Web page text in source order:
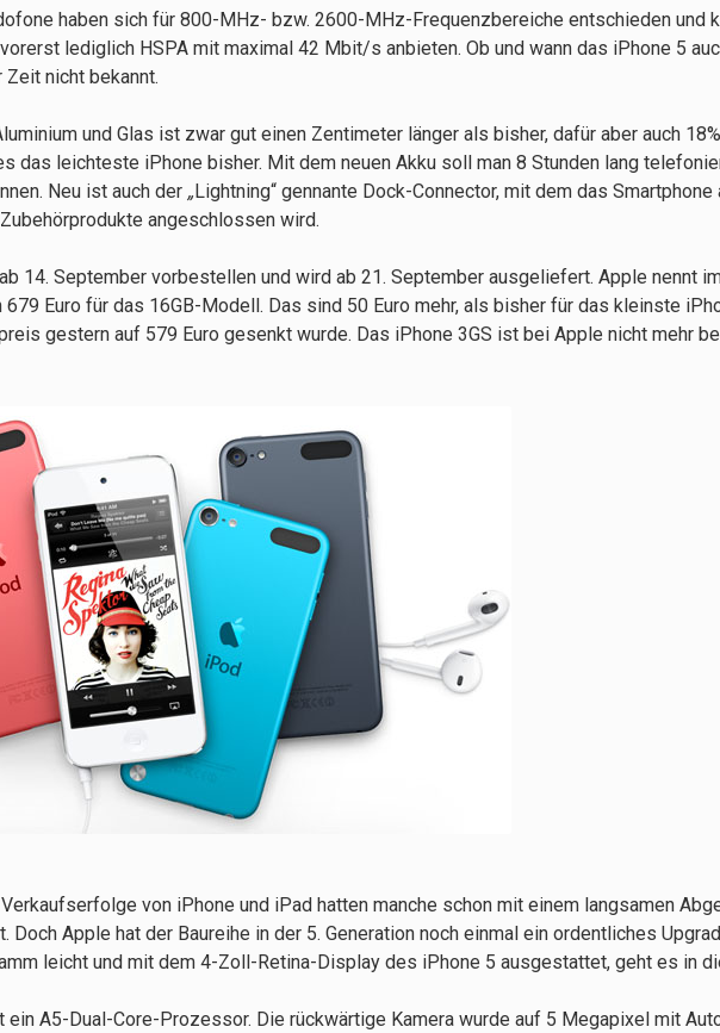
haben sich für 800-MHz- bzw. 2600-MHz-Frequenzbereiche entschieden und
lediglich HSPA mit maximal 42 Mbit/s anbieten. Ob und wann das iPhone 5
nicht bekannt.
und Glas ist zwar gut einen Zentimeter länger als bisher, dafür aber auch
das leichteste iPhone bisher. Mit dem neuen Akku soll man 8 Stunden lang
Neu ist auch der „Lightning“ gennante Dock-Connector, mit dem das Smartphone
angeschlossen wird.
14. September vorbestellen und wird ab 21. September ausgeliefert. Apple nennt
Euro für das 16GB-Modell. Das sind 50 Euro mehr, als bisher für das kleinste
gestern auf 579 Euro gesenkt wurde. Das iPhone 3GS ist bei Apple nicht mehr
von iPhone und iPad hatten manche schon mit einem langsamen
Doch Apple hat der Baureihe in der 5. Generation noch einmal ein ordentliches
leicht und mit dem 4-Zoll-Retina-Display des iPhone 5 ausgestattet, geht es in
ein A5-Dual-Core-Prozessor. Die rückwärtige Kamera wurde auf 5 Megapixel mit